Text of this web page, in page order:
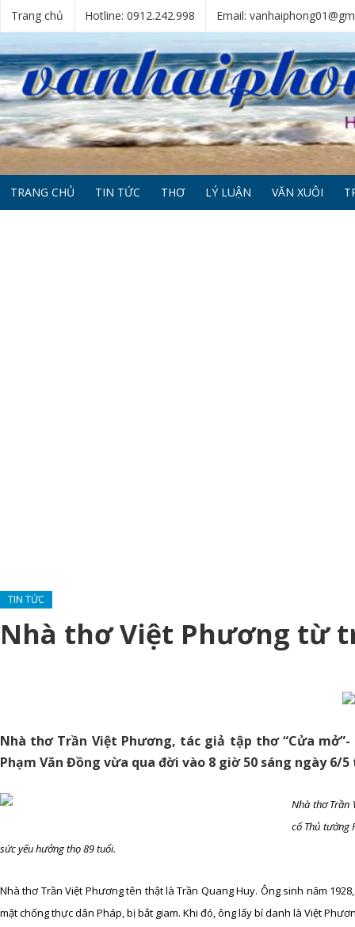
Trang chủ Hotline: 0912.242.998 Email:
TRANG CHỦ TIN TỨC THƠ LÝ LUẬN VĂN XUÔI
TIN TỨC
Nhà thơ Việt Phương từ
Nhà thơ Trần Việt Phương, tác giả tập thơ “Cửa
Phạm Văn Đồng vừa qua đời vào 8 giờ 50 sáng ngày
Nhà thơ Trần
cố Thủ tướng
sức yếu hưởng thọ 89 tuổi.
Nhà thơ Trần Việt Phương tên thật là Trần Quang Huy. Ông sinh năm
mật chống thực dân Pháp, bị bắt giam. Khi đó, ông lấy bí danh là Việt